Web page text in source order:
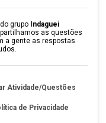
grupo Indaguei
as questões
a gente as respostas
Atividade/Questões
de Privacidade